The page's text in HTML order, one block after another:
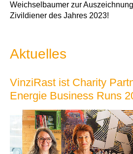
Weichselbaumer zur
Zivildiener des Jahres 2023!
Aktuelles
VinziRast ist Charity
Energie Business Runs